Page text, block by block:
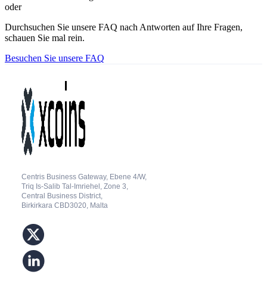
oder
Durchsuchen Sie unsere FAQ nach Antworten auf Ihre Fragen,
schauen Sie mal rein.
Besuchen Sie unsere FAQ
Centris Business Gateway, Ebene 4/W,
Triq Is-Salib Tal-Imriehel, Zone 3,
Central Business District,
Birkirkara CBD3020, Malta